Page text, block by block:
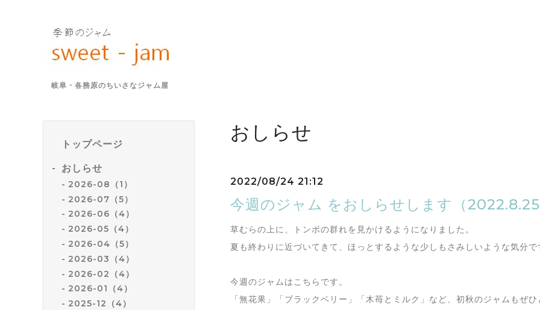
岐阜・各務原のちいさなジャム屋
トップページ
おしらせ
2026-08（1）
2026-07（5）
2026-06（4）
2026-05（4）
2026-04（5）
2026-03（4）
2026-02（4）
2026-01（4）
2025-12（4）
おしらせ
2022/08/24 21:12
今週のジャム をおしらせします（
草むらの上に、トンボの群れを見かけるようになりました。
夏も終わりに近づいてきて、ほっとするような少しもさみしいような気分で
今週のジャムはこちらです。
「無花果」「ブラックベリー」「木苺とミルク」など、初秋のジャムもぜ